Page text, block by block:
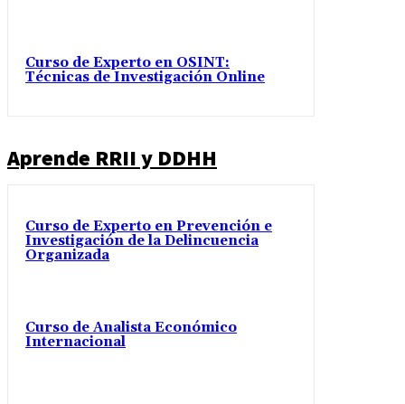
Curso de Experto en OSINT:
Técnicas de Investigación Online
Aprende RRII y DDHH
Curso de Experto en Prevención e
Investigación de la Delincuencia
Organizada
Curso de Analista Económico
Internacional